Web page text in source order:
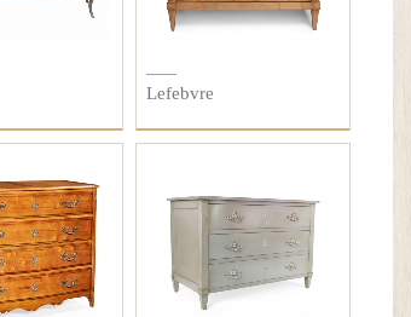
Lefebvre